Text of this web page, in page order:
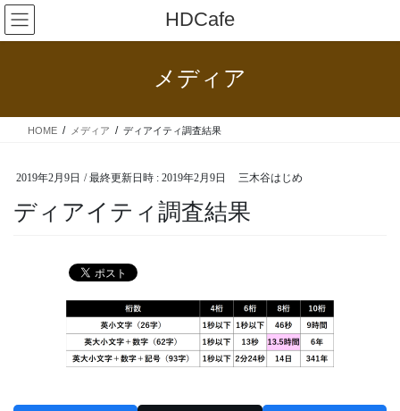
コ
ン
テ
ス
ナ
ビ
ゲ
ン
HDCafe
メディア
HOME メディア ディアイティ調査結果
2019年2月9日 / 最終更新日時 : 2019年2月9日 三木谷はじめ
ディアイティ調査結果